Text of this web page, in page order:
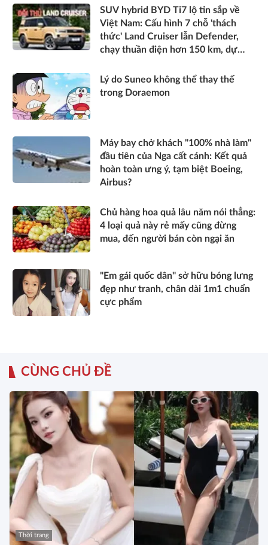
SUV hybrid BYD Ti7 lộ tin sắp về
Việt Nam: Cấu hình 7 chỗ 'thách
thức' Land Cruiser lẫn Defender,
chạy thuần điện hơn 150 km, dự
Lý do Suneo không thể thay thế
trong Doraemon
Máy bay chở khách "100% nhà làm"
đầu tiên của Nga cất cánh: Kết quả
hoàn toàn ưng ý, tạm biệt Boeing,
Airbus?
Chủ hàng hoa quả lâu năm nói thẳng:
4 loại quả này rẻ mấy cũng đừng
mua, đến người bán còn ngại ăn
"Em gái quốc dân" sở hữu bóng lưng
đẹp như tranh, chân dài 1m1 chuẩn
cực phẩm
CÙNG CHỦ ĐỀ
Thời trang